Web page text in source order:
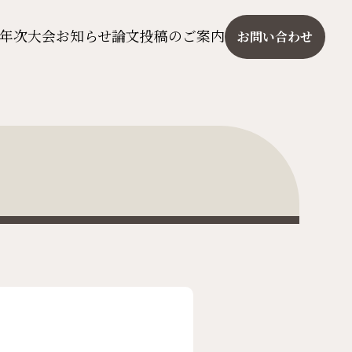
年次大会お知らせ論文投稿のご案内 お問い合わせ